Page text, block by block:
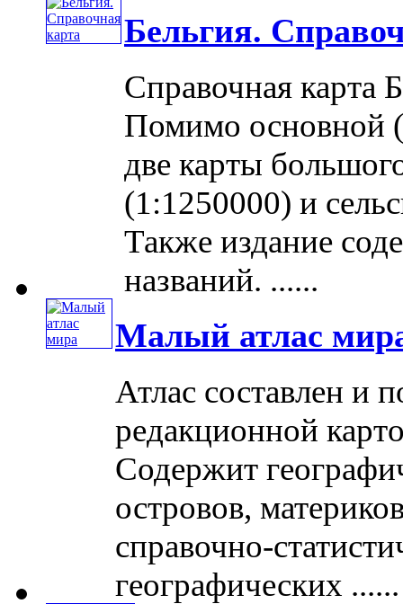
Бельгия.
Справочная карта
Помимо основной
две карты
(1:1250000) и
Также издание
названий. ......
Малый атлас
Атлас составлен и
редакционной
Содержит
островов,
справочно-
географических ......